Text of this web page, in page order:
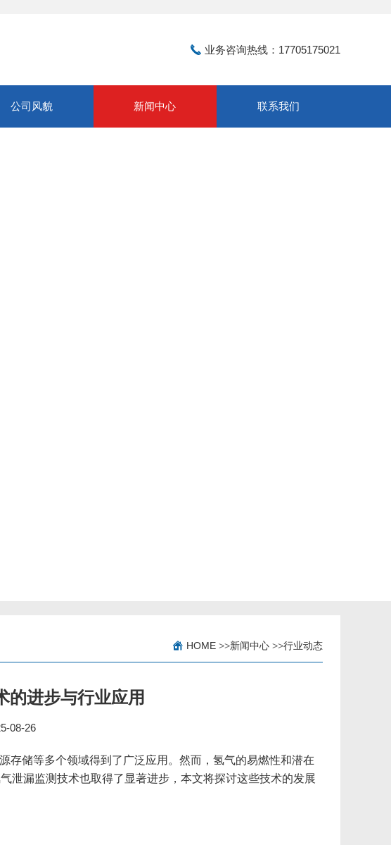
业务咨询热线：17705175021
公司风貌 新闻中心 联系我们
HOME >>新闻中心 >>行业动态
的进步与行业应用
08-26
存储等多个领域得到了广泛应用。然而，氢气的易燃性和潜在
泄漏监测技术也取得了显著进步，本文将探讨这些技术的发展